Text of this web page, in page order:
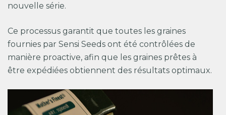
nouvelle série.
Ce processus garantit que toutes les graines
fournies par Sensi Seeds ont été contrôlées de
manière proactive, afin que les graines prêtes à
être expédiées obtiennent des résultats optimaux.